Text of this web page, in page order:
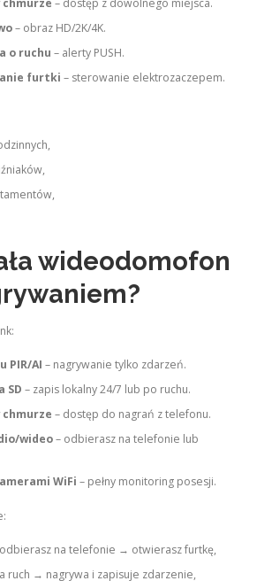
– obraz HD/2K/4K.
o ruchu – alerty PUSH.
furtki – sterowanie elektrozaczepem.
wideodomofon
PIR/AI – nagrywanie tylko zdarzeń.
SD – zapis lokalny 24/7 lub po ruchu.
– dostęp do nagrań z telefonu.
wideo– odbierasz na telefonie lub
WiFi – pełny monitoring posesji.
na telefonie → otwierasz furtkę,
ruch → nagrywa i zapisuje zdarzenie,